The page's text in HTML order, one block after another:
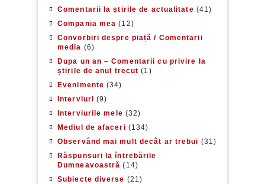
Comentarii la știrile de actualitate (41)
Compania mea (12)
Convorbiri despre piață / Comentarii
media (6)
Dupa un an – Comentarii cu privire la
știrile de anul trecut (1)
Evenimente (34)
Interviuri (9)
Interviurile mele (32)
Mediul de afaceri (134)
Observând mai mult decât ar trebui (31)
Răspunsuri la întrebările
Dumneavoastră (14)
Subiecte diverse (21)